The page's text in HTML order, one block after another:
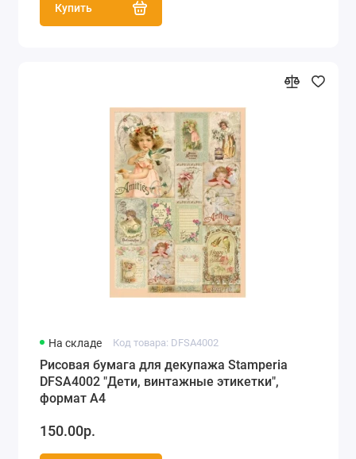
Купить
На складе Код товара: DFSA4002
Рисовая бумага для декупажа Stamperia
DFSA4002 "Дети, винтажные этикетки",
формат А4
150.00р.